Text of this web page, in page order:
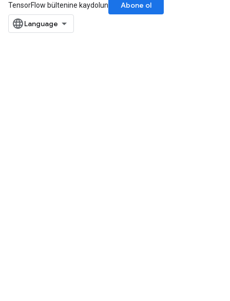
TensorFlow bültenine kaydolun
Abone ol